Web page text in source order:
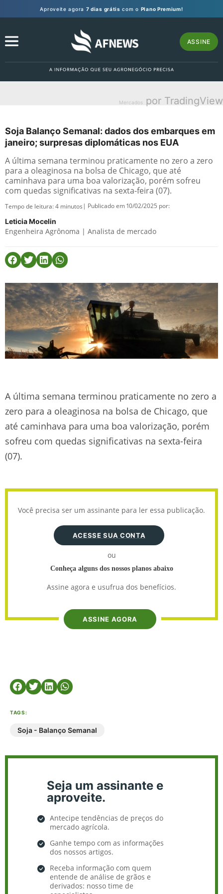
Aproveite agora 7 dias grátis com o Plano Premium!
ASSINE
Mercados por TradingView
Soja Balanço Semanal: dados dos embarques em
janeiro; surpresas diplomáticas nos EUA
A última semana terminou praticamente no zero a zero
para a oleaginosa na bolsa de Chicago, que até
caminhava para uma boa valorização, porém sofreu
com quedas significativas na sexta-feira (07).
Tempo de leitura:4 minutos | Publicado em 10/02/2025 por:
Leticia Mocelin
Engenheira Agrônoma | Analista de mercado
A última semana terminou praticamente no zero a
zero para a oleaginosa na bolsa de Chicago, que
até caminhava para uma boa valorização, porém
sofreu com quedas significativas na sexta-feira
(07).
Você precisa ser um assinante para ler essa publicação.
ACESSE SUA CONTA
ou
Conheça alguns dos nossos planos abaixo
Assine agora e usufrua dos benefícios.
ASSINE AGORA
TAGS:
Soja - Balanço Semanal
Seja um assinante e
aproveite.
Antecipe tendências de preços do
mercado agrícola.
Ganhe tempo com as informações
dos nossos artigos.
Receba informação com quem
entende de análise de grãos e
derivados: nosso time de